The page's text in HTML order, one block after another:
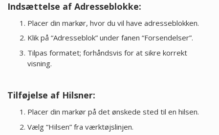
Indsættelse af Adresseblokke:
Placer din markør, hvor du vil have adresseblokken.
Klik på “Adresseblok” under fanen “Forsendelser”.
Tilpas formatet; forhåndsvis for at sikre korrekt
visning.
Tilføjelse af Hilsner:
Placer din markør på det ønskede sted til en hilsen.
Vælg “Hilsen” fra værktøjslinjen.